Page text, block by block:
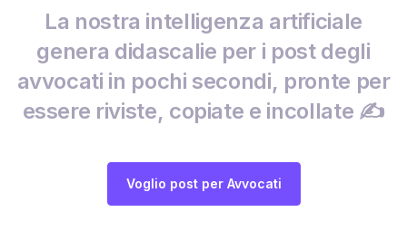
La nostra intelligenza artificiale
genera didascalie per i post degli
avvocati in pochi secondi, pronte per
essere riviste, copiate e incollate ✍️
Voglio post per Avvocati